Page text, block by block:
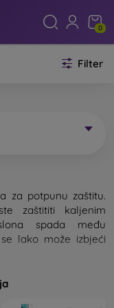
0
Filter
za potpunu zaštitu.
zaštititi kaljenim
spada među
lako može izbjeći
ali u većini slučajeva